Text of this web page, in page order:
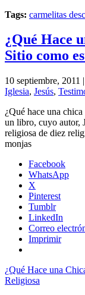
Tags: carmelitas
¿Qué Hace
Sitio como
10 septiembre, 2011 |
Iglesia, Jesús,
¿Qué hace una
un libro, cuyo autor,
religiosa de diez
monjas
Facebook
WhatsApp
X
Pinterest
Tumblr
LinkedIn
Correo
Imprimir
¿Qué Hace una
Religiosa